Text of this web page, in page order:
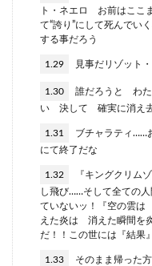
ト・ネエロ お前はここ
て“誇り”にして死んでい
する事だろう
1.29 見事だリゾット
1.30
誰だろうと わた
い 決して 確実に消え去
1.31
ブチャラティ……
にて終了だな
1.32
『キングクリム
し飛び……そして全ての
ていないッ！『空の雲
えた炎は 消えた瞬間を
だ！！この世には『結果
1.33
そのまま帰った